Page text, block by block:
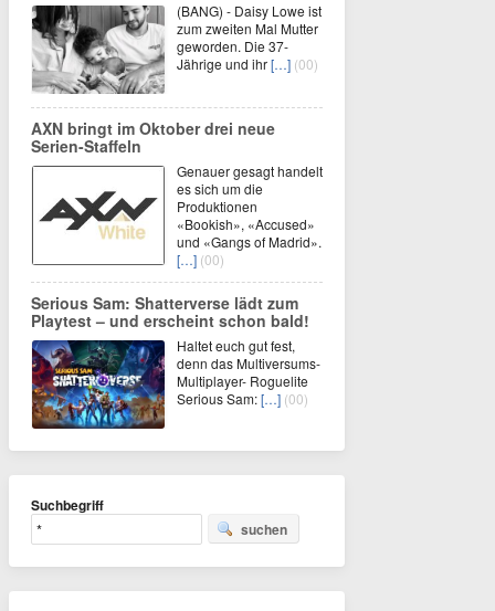
(BANG) - Daisy Lowe ist
zum zweiten Mal Mutter
geworden. Die 37-
Jährige und ihr[…] (00)
AXN bringt im Oktober drei neue
Serien-Staffeln
Genauer gesagt handelt
es sich um die
Produktionen
«Bookish», «Accused»
und «Gangs of Madrid».
[…] (00)
Serious Sam: Shatterverse lädt zum
Playtest – und erscheint schon bald!
Haltet euch gut fest,
denn das Multiversums-
Multiplayer- Roguelite
Serious Sam:[…] (00)
Suchbegriff
suchen